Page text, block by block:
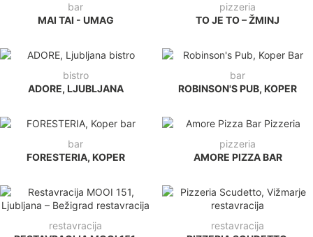
bar
MAI TAI - UMAG
pizzeria
TO JE TO – ŽMINJ
bistro
ADORE, LJUBLJANA
bar
ROBINSON'S PUB, KOPER
bar
FORESTERIA, KOPER
pizzeria
AMORE PIZZA BAR
restavracija
restavracija